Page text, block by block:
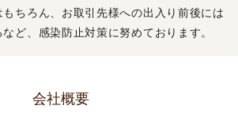
ちろん、お取引先様への出入り前後には
ど、感染防止対策に努めております。
会社概要